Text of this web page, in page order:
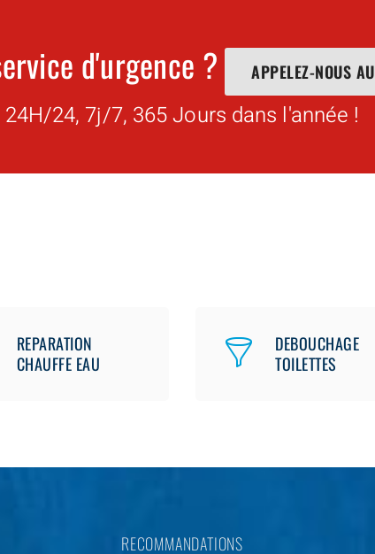
d'urgence ? APPELEZ-NOUS AU
24H/24, 7j/7, 365 Jours dans l'année !
REPARATION
CHAUFFE EAU
DEBOUCHAGE
TOILETTES
RECOMMANDATIONS